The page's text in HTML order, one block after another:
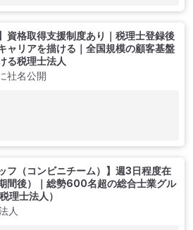
資格取得支援制度あり｜税理士登録後
ャリアを描ける｜全国規模の顧客基盤
る税理士法人
社名公開
フ（コンビニチーム）】週3日程度在
間後）｜総勢600名超の総合士業グル
理士法人）
人